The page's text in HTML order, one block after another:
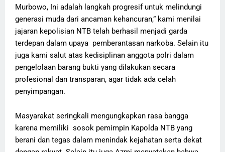
Murbowo, Ini adalah langkah progresif untuk melindungi
generasi muda dari ancaman kehancuran,” kami menilai
jajaran kepolisian NTB telah berhasil menjadi garda
terdepan dalam upaya pemberantasan narkoba. Selain itu
juga kami salut atas kedisiplinan anggota polri dalam
pengelolaan barang bukti yang dilakukan secara
profesional dan transparan, agar tidak ada celah
penyimpangan.
Masyarakat seringkali mengungkapkan rasa bangga
karena memiliki sosok pemimpin Kapolda NTB yang
berani dan tegas dalam menindak kejahatan serta dekat